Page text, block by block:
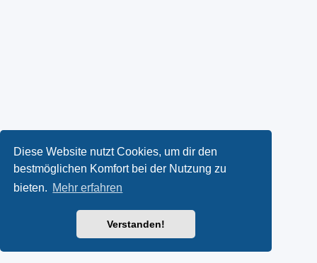
Diese Website nutzt Cookies, um dir den
bestmöglichen Komfort bei der Nutzung zu
bieten. Mehr erfahren
Verstanden!